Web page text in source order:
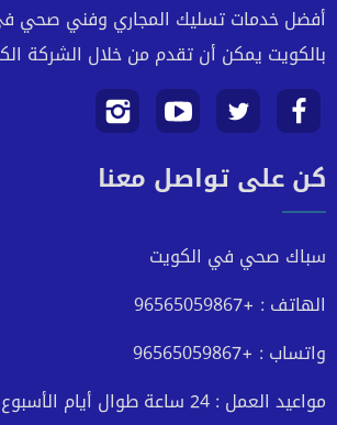
أفضل خدمات تسليك المجاري وفني صحي
بالكويت يمكن أن تقدم من خلال الشركة
تابعنا
على
تابعنا
على
تابعنا
على
تابعنا
علىكن على تواصل معنا
سباك صحي في الكويت
الهاتف : +96565059867
واتساب : +96565059867
مواعيد العمل : 24 ساعة طوال أيام الأسبوع